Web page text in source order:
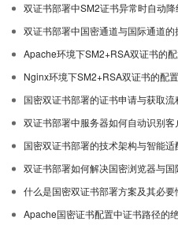
双证书部署中SM2证书异常时自动
双证书部署中国密通道与国际通道
Apache环境下SM2+RSA双证书的
Nginx环境下SM2+RSA双证书的配
国密双证书部署的证书申请与获取流
双证书部署中服务器如何自动识别
国密双证书部署的技术架构与智能适
双证书部署如何解决国密浏览器与
什么是国密双证书部署方案及其必要
Apache国密证书配置中证书路径的